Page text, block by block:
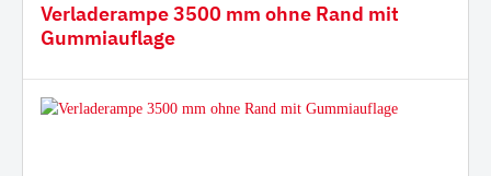
Verladerampe 3500 mm ohne Rand mit
Gummiauflage